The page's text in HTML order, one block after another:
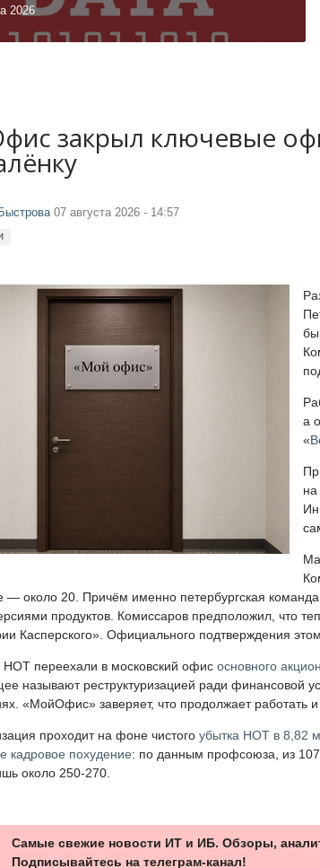
2026
закрыл ключевые
07 августа 2026 - 14:57
а
«
— около 20. Причём именно петербургская
продуктов. Комиссаров предположил, что
Касперского». Официального подтверждения
НОТ переехали в московский офис основного
называют реструктуризацией ради финансовой
«МойОфис» заверяет, что продолжает работать
проходит на фоне чистого убытка НОТ в 8,82
кадровое похудение: по данным профсоюза, из
около 250-270.
Самые свежие новости ИТ и ИБ. Обзоры,
Подписывайтесь на телеграм-канал!